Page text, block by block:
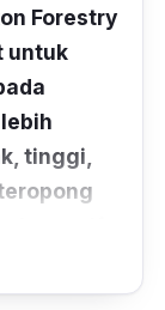
Forestry
untuk
tinggi,
di bidang